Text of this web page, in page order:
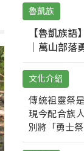
魯凱族
【魯凱族
｜萬山部落
文化介紹
傳統祖靈祭
現今配合族
別將「勇士